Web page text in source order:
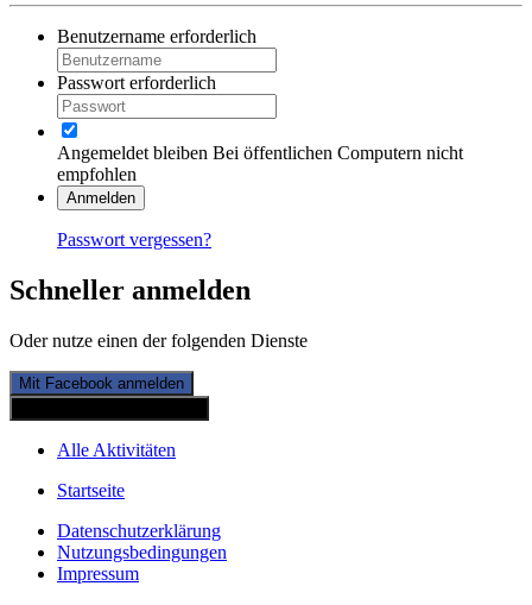
Benutzername erforderlich
Passwort erforderlich
Angemeldet bleiben Bei öffentlichen Computern nicht
empfohlen
Anmelden
Passwort vergessen?
Schneller anmelden
Oder nutze einen der folgenden Dienste
Mit Facebook anmelden
Alle Aktivitäten
Startseite
Datenschutzerklärung
Nutzungsbedingungen
Impressum